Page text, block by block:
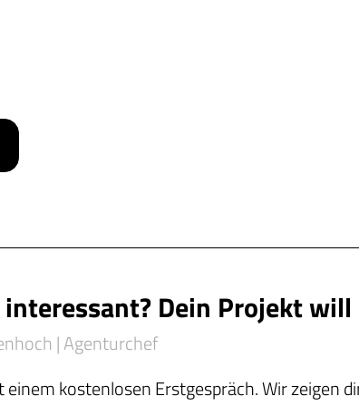
Dein Projekt
| Agenturchef
kostenlosen Erstgespräch. Wir zeigen